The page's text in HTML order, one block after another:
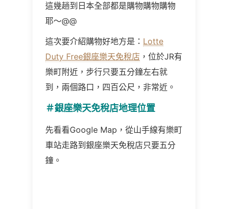
這幾趟到日本全部都是購物購物購物
耶～@@
這次要介紹購物好地方是： Lotte
Duty Free銀座樂天免稅店 ，位於JR有
樂町附近，步行只要五分鐘左右就
到，兩個路口，四百公尺，非常近。
＃銀座樂天免稅店地理位置
先看看Google Map，從山手線有樂町
車站走路到銀座樂天免稅店只要五分
鐘。